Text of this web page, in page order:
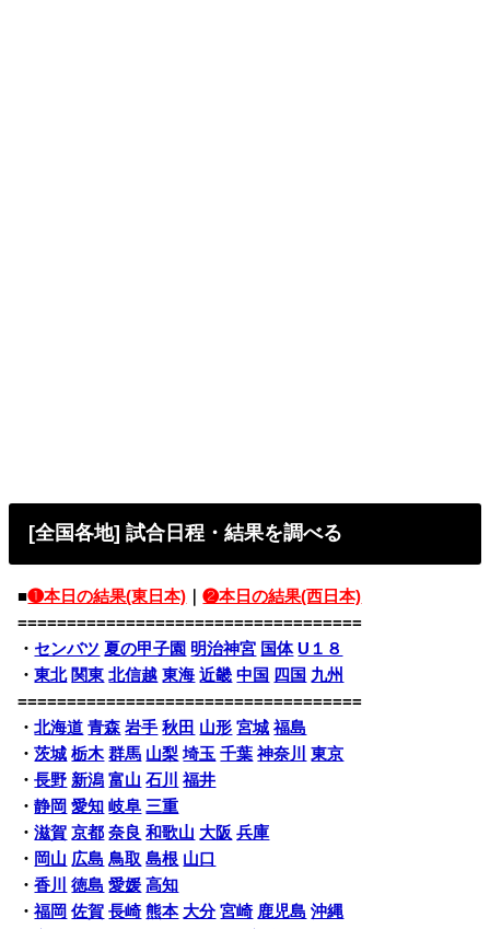
[全国各地] 試合日程・結果を調べる
■❶本日の結果(東日本) ｜❷本日の結果(西日本)
===================================
・ センバツ 夏の甲子園 明治神宮 国体 U１８
・東北 関東 北信越 東海 近畿 中国 四国 九州
===================================
・北海道 青森 岩手 秋田 山形 宮城 福島
・茨城 栃木 群馬 山梨 埼玉 千葉 神奈川
東京
・長野 新潟 富山 石川
福井
・静岡 愛知 岐阜 三重
・滋賀 京都 奈良 和歌山 大阪 兵庫
・ 岡山 広島 鳥取 島根 山口
・香川 徳島 愛媛 高知
・福岡 佐賀 長崎 熊本 大分 宮崎 鹿児島 沖縄